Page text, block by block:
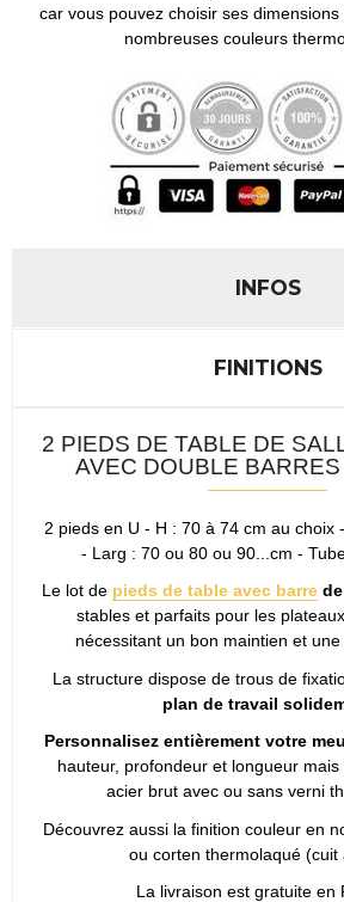
car vous pouvez choisir ses
nombreuses couleurs
INFOS
FINITIONS
2 PIEDS DE TABLE DE
AVEC DOUBLE
2 pieds en U - H : 70 à 74 cm au choix
- Larg : 70 ou 80 ou 90...cm -
Le lot de pieds de table avec barrede
stables et parfaits pour les
nécessitant un bon maintien et
La structure dispose de trous de
plan de travail
Personnalisez entièrement votre
hauteur, profondeur et longueur
acier brut avec ou sans verni
Découvrez aussi la finition couleur en
ou corten thermolaqué (cuit
La livraison est gratuite en